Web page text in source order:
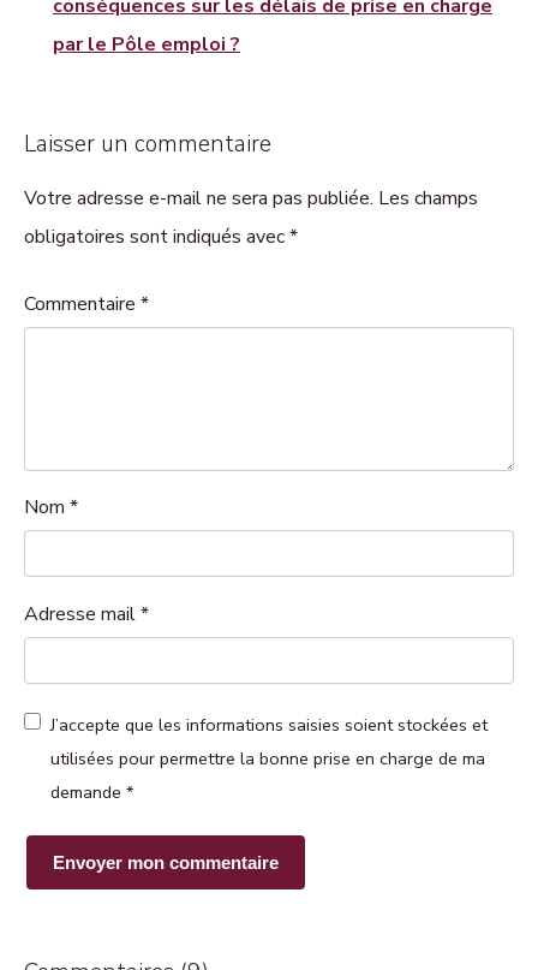
conséquences sur les délais de prise en charge
par le Pôle emploi ?
Laisser un commentaire
Votre adresse e-mail ne sera pas publiée. Les champs
obligatoires sont indiqués avec *
Commentaire *
Nom *
Adresse mail*
J’accepte que les informations saisies soient stockées et
utilisées pour permettre la bonne prise en charge de ma
demande *